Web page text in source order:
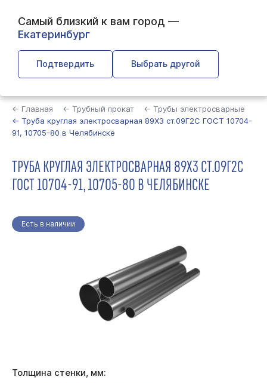
Самый близкий к вам город —
Екатеринбург
Подтвердить Выбрать другой
← Главная ← Трубный прокат
← Трубы электросварные
← Труба круглая электросварная 89Х3 ст.09Г2С ГОСТ 10704-
91, 10705-80 в Челябинске
ТРУБА КРУГЛАЯ ЭЛЕКТРОСВАРНАЯ 89Х3 СТ.09Г2С
ГОСТ 10704-91, 10705-80 В ЧЕЛЯБИНСКЕ
Есть в наличии
Толщина стенки, мм: